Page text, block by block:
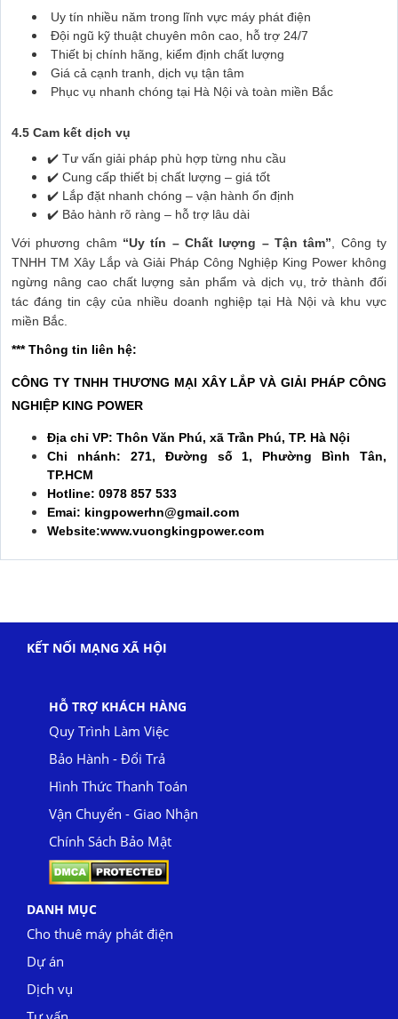
Uy tín nhiều năm trong lĩnh vực máy phát điện
Đội ngũ kỹ thuật chuyên môn cao, hỗ trợ 24/7
Thiết bị chính hãng, kiểm định chất lượng
Giá cả cạnh tranh, dịch vụ tận tâm
Phục vụ nhanh chóng tại Hà Nội và toàn miền Bắc
4.5 Cam kết dịch vụ
✔️ Tư vấn giải pháp phù hợp từng nhu cầu
✔️ Cung cấp thiết bị chất lượng – giá tốt
✔️ Lắp đặt nhanh chóng – vận hành ổn định
✔️ Bảo hành rõ ràng – hỗ trợ lâu dài
Với phương châm “Uy tín – Chất lượng – Tận tâm”, Công ty
TNHH TM Xây Lắp và Giải Pháp Công Nghiệp King Power không
ngừng nâng cao chất lượng sản phẩm và dịch vụ, trở thành đối
tác đáng tin cậy của nhiều doanh nghiệp tại Hà Nội và khu vực
miền Bắc.
*** Thông tin liên hệ:
CÔNG TY TNHH THƯƠNG MẠI XÂY LẮP VÀ GIẢI PHÁP CÔNG
NGHIỆP KING POWER
Địa chỉ VP: Thôn Văn Phú, xã Trần Phú, TP. Hà Nội
Chi nhánh: 271, Đường số 1, Phường Bình Tân,
TP.HCM
Hotline: 0978 857 533
Emai: kingpowerhn@gmail.com
Website:www.vuongkingpower.com
KẾT NỐI MẠNG XÃ HỘI
HỖ TRỢ KHÁCH HÀNG
Quy Trình Làm Việc
Bảo Hành - Đổi Trả
Hình Thức Thanh Toán
Vận Chuyển - Giao Nhận
Chính Sách Bảo Mật
DANH MỤC
Cho thuê máy phát điện
Dự án
Dịch vụ